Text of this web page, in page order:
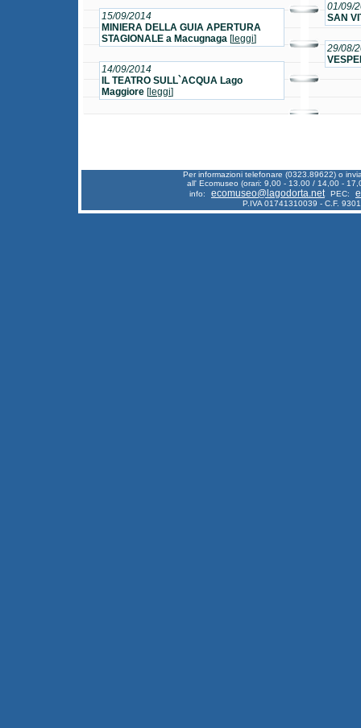
15/09/2014
MINIERA DELLA GUIA APERTURA
STAGIONALE a Macugnaga [leggi]
14/09/2014
IL TEATRO SULL`ACQUA Lago
Maggiore [leggi]
01/09/
SAN
29/08/
Per informazioni telefonare (0323.89622) o
all' Ecomuseo (orari: 9,00 - 13.00 / 14,00 -
info:
ecomuseo@lagodorta.net PEC:
P.IVA 01741310039 - C.F.